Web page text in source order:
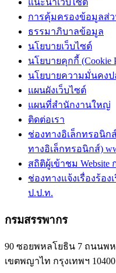
แนะนำเว็บไซต์
การคุ้มครองข้อมูลส่
ธรรมาภิบาลข้อมูล
นโยบายเว็บไซต์
นโยบายคุกกี้ (Cookie
นโยบายความมั่นคงป
แผนผังเว็บไซต์
แผนที่สำนักงานใหญ่
ติดต่อเรา
ช่องทางอิเล็กทรอนิก
ทางอิเล็กทรอนิกส์)
สถิติผู้เข้าชม Website
ช่องทางแจ้งเรื่องร้อ
ป.ป.ท.
กรมสรรพากร
90 ซอยพหลโยธิน 7 ถนนพ
เขตพญาไท กรุงเทพฯ 10400